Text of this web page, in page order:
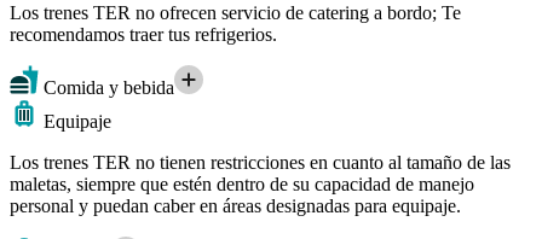
Los trenes TER no ofrecen servicio de catering a bordo; Te
recomendamos traer tus refrigerios.
Comida y bebida
Equipaje
Los trenes TER no tienen restricciones en cuanto al tamaño de las
maletas, siempre que estén dentro de su capacidad de manejo
personal y puedan caber en áreas designadas para equipaje.